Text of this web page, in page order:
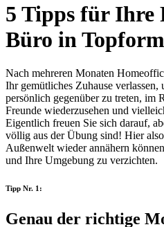
5 Tipps für Ihre
Büro in Topform
Nach mehreren Monaten
Ihr gemütliches Zuhause
persönlich gegenüber zu treten, im
Freunde wiederzusehen und
Eigentlich freuen Sie sich darauf,
völlig aus der Übung sind! Hier
Außenwelt wieder annähern
und Ihre Umgebung zu verzichten.
Tipp Nr. 1:
Genau der richtige